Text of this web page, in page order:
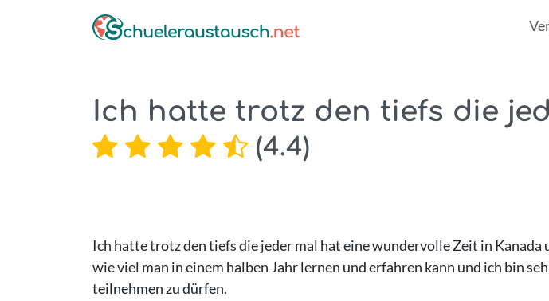
Ich hatte trotz den tiefs die
(4.4)
Ich hatte trotz den tiefs die jeder mal hat eine wundervolle Zeit in
wie viel man in einem halben Jahr lernen und erfahren kann und ich bin
teilnehmen zu dürfen.